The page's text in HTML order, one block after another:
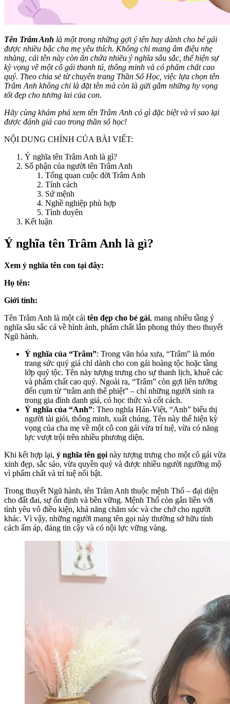
Tên Trâm Anh là một trong những gợi ý tên hay dành cho bé gái
được nhiều bậc cha mẹ yêu thích. Không chỉ mang âm điệu nhẹ
nhàng, cái tên này còn ẩn chứa nhiều ý nghĩa sâu sắc, thể hiện sự
kỳ vọng về một cô gái thanh tú, thông minh và có phẩm chất cao
quý. Theo chia sẻ từ chuyên trang Thần Số Học, việc lựa chọn tên
Trâm Anh không chỉ là đặt tên mà còn là gửi gắm những hy vọng
tốt đẹp cho tương lai của con.
Hãy cùng khám phá xem tên Trâm Anh có gì đặc biệt và vì sao lại
được đánh giá cao trong thần số học!
NỘI DUNG CHÍNH CỦA BÀI VIẾT:
Ý nghĩa tên Trâm Anh là gì?
Số phận của người tên Trâm Anh
Tổng quan cuộc đời Trâm Anh
Tính cách
Sứ mệnh
Nghề nghiệp phù hợp
Tình duyên
Kết luận
Ý nghĩa tên Trâm Anh là gì?
Xem ý nghĩa tên con tại đây:
Họ tên:
Giới tính:
Tên Trâm Anh là một cái tên đẹp cho bé gái, mang nhiều tầng ý
nghĩa sâu sắc cả về hình ảnh, phẩm chất lẫn phong thủy theo thuyết
Ngũ hành.
Ý nghĩa của “Trâm”: Trong văn hóa xưa, “Trâm” là món
trang sức quý giá chỉ dành cho con gái hoàng tộc hoặc tầng
lớp quý tộc. Tên này tượng trưng cho sự thanh lịch, khuê các
và phẩm chất cao quý. Ngoài ra, “Trâm” còn gợi liên tưởng
đến cụm từ “trâm anh thế phiệt” – chỉ những người sinh ra
trong gia đình danh giá, có học thức và cốt cách.
Ý nghĩa của “Anh”: Theo nghĩa Hán-Việt, “Anh” biểu thị
người tài giỏi, thông minh, xuất chúng. Tên này thể hiện kỳ
vọng của cha mẹ về một cô con gái vừa trí tuệ, vừa có năng
lực vượt trội trên nhiều phương diện.
Khi kết hợp lại, ý nghĩa tên gọi này tượng trưng cho một cô gái vừa
xinh đẹp, sắc sảo, vừa quyền quý và được nhiều người ngưỡng mộ
vì phẩm chất và trí tuệ nổi bật.
Trong thuyết Ngũ hành, tên Trâm Anh thuộc mệnh Thổ – đại diện
cho đất đai, sự ổn định và bền vững. Mệnh Thổ còn gắn liền với
tình yêu vô điều kiện, khả năng chăm sóc và che chở cho người
khác. Vì vậy, những người mang tên gọi này thường sở hữu tính
cách ấm áp, đáng tin cậy và có nội lực vững vàng.